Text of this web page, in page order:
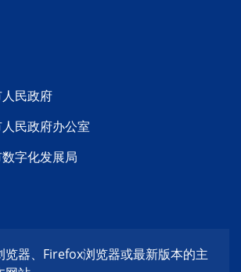
民政府
民政府办公室
字化发展局
览器、Firefox浏览器或最新版本的主